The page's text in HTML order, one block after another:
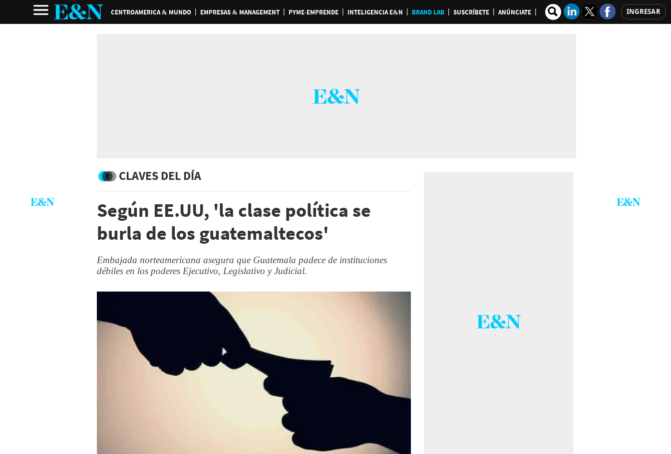
CENTROAMERICA & MUNDO EMPRESAS & MANAGEMENT PYME-EMPRENDE INTELIGENCIA E&N BRAND LAB SUSCRÍBETE ANÚNCIATE INGRESAR
CLAVES DEL DÍA
Según EE.UU, 'la clase política se
burla de los guatemaltecos'
Embajada norteamericana asegura que Guatemala padece de instituciones
débiles en los poderes Ejecutivo, Legislativo y Judicial.